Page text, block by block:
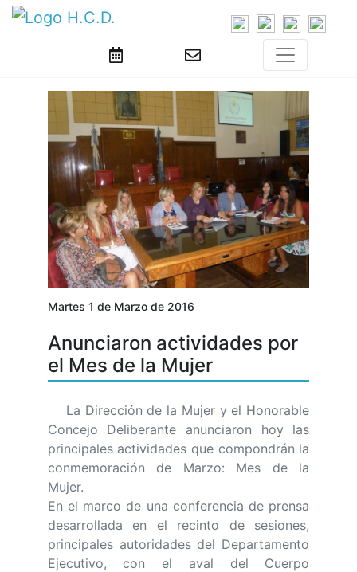
Martes 1 de Marzo de 2016
Anunciaron actividades por
el Mes de la Mujer
La Dirección de la Mujer y el Honorable
Concejo Deliberante anunciaron hoy las
principales actividades que compondrán la
conmemoración de Marzo: Mes de la
Mujer.
En el marco de una conferencia de prensa
desarrollada en el recinto de sesiones,
principales autoridades del Departamento
Ejecutivo, con el aval del Cuerpo